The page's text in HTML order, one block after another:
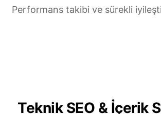
Performans takibi ve sürekli
Teknik SEO & İçerik